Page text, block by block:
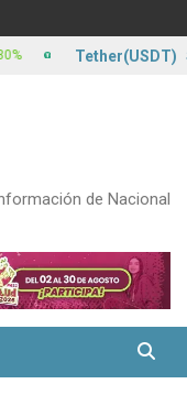
de Nacional
Tether(USDT) $17.15